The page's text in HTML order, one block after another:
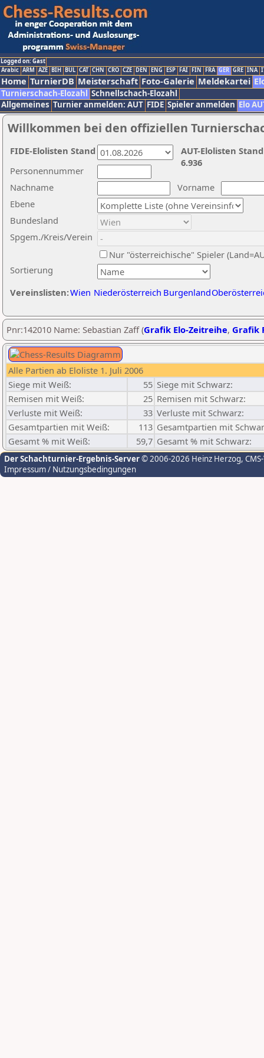
Logged on: Gast
Arabic ARM AZE BIH BUL CAT CHN CRO CZE DEN ENG ESP FAI FIN FRA GER GRE INA
Home TurnierDB Meisterschaft Foto-Galerie Meldekartei
Turnierschach-Elozahl Schnellschach-Elozahl
Allgemeines Turnier anmelden: AUT FIDE Spieler anmelden Elo
Willkommen bei den offiziellen
Nachname
Vorname
Ebene
Sortierung
Personennummer
Bundesland
Spgem./Kreis/Verein
Nur "österreichische" Spieler
Vereinslisten:Wien Niederösterreich Burgenland
AUT-Elolisten
6.936
FIDE-Elolisten Stand
Pnr:142010 Name: Sebastian Zaff (Grafik Elo-Zeitreihe, Grafik
Alle Partien ab Eloliste 1. Juli 2006
Siege mit Weiß:
55 Siege mit Schwarz:
Remisen mit Weiß:
25 Remisen mit Schwarz:
Verluste mit Weiß:
33 Verluste mit Schwarz:
Gesamtpartien mit Weiß:
113 Gesamtpartien mit
Gesamt % mit Weiß:
59,7 Gesamt % mit Schwarz:
Der Schachturnier-Ergebnis-Server© 2006-2026 Heinz Herzog,
Impressum / Nutzungsbedingungen